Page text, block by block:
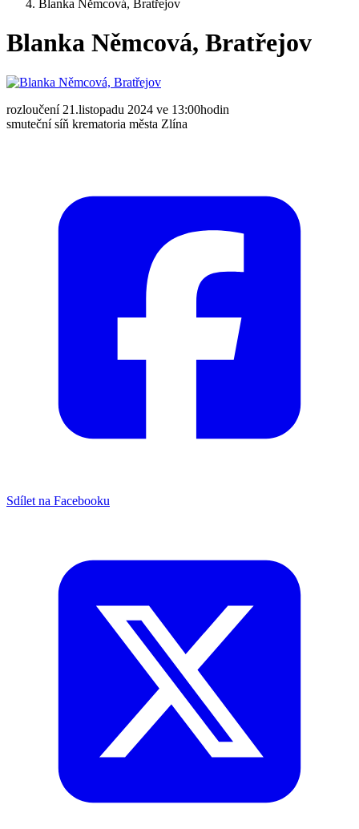
Blanka Němcová, Bratřejov
Blanka Němcová, Bratřejov
rozloučení 21.listopadu 2024 ve 13:00hodin
smuteční síň krematoria města Zlína
Sdílet na Facebooku